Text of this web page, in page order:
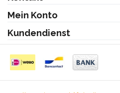
Mein Konto
Kundendienst